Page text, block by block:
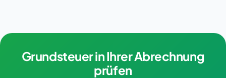
Grundsteuer in Ihrer Abrechnung
prüfen